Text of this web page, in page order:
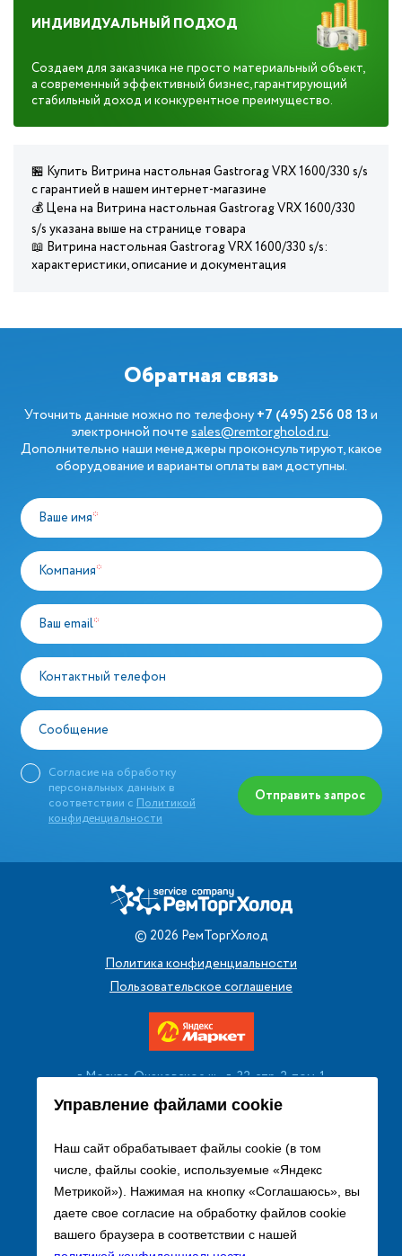
Управление файлами cookie
Наш сайт обрабатывает файлы cookie (в том
числе, файлы cookie, используемые «Яндекс
Метрикой»). Нажимая на кнопку «Соглашаюсь», вы
даете свое согласие на обработку файлов cookie
вашего браузера в соответствии с нашей
ИНДИВИДУАЛЬНЫЙ ПОДХОД
Создаем для заказчика не просто материальный объект,
а современный эффективный бизнес, гарантирующий
стабильный доход и конкурентное преимущество.
🏪 Купить Витрина настольная Gastrorag VRX 1600/330 s/s
с гарантией в нашем интернет-магазине
💰 Цена на Витрина настольная Gastrorag VRX 1600/330
s/s указана выше на странице товара
📖 Витрина настольная Gastrorag VRX 1600/330 s/s:
характеристики, описание и документация
Обратная связь
Уточнить данные можно по телефону+7 (495) 256 08 13и
электронной почтеsales@remtorgholod.ru.
Дополнительно наши менеджеры проконсультируют, какое
оборудование и варианты оплаты вам доступны.
Ваше имя*
Компания*
Ваш email*
Контактный телефон
Сообщение
Согласие на обработку
персональных данных в
соответствии с Политикой
конфиденциальности
Отправить запрос
© 2026 РемТоргХолод
Политика конфиденциальности
Пользовательское соглашение
г. Москва, Очаковское ш., д. 32, стр. 2, пом. 1
+7 (495) 256 08 13
Заказать звонок
sales@remtorgholod.ru
Разработка и продвижение сайта